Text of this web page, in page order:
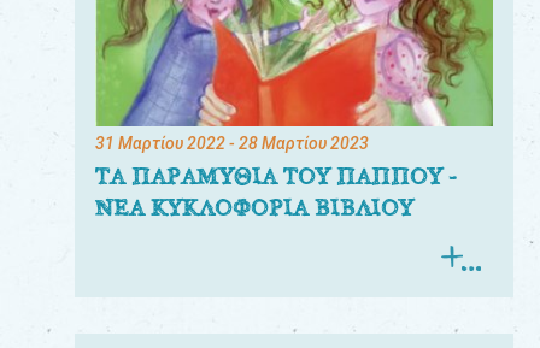
31 Μαρτίου 2022- 28 Μαρτίου 2023
ΤΑ ΠΑΡΑΜΥΘΙΑ ΤΟΥ ΠΑΠΠΟΥ -
ΝΕΑ ΚΥΚΛΟΦΟΡΙΑ ΒΙΒΛΙΟΥ